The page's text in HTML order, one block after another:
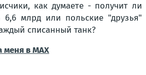
как думаете - получит ли
6,6 млрд или польские "друзья"
списанный танк?
меня в MAX